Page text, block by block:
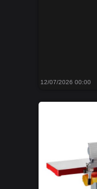
12/07/2026 00:00